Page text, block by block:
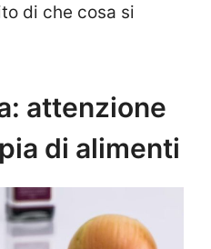
di che cosa si
attenzione
di alimenti